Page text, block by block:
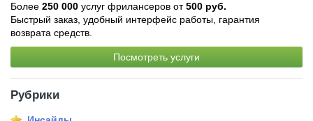
Более 250 000 услуг фрилансеров от500 руб.
Быстрый заказ, удобный интерфейс работы, гарантия
возврата средств.
Посмотреть услуги
Рубрики